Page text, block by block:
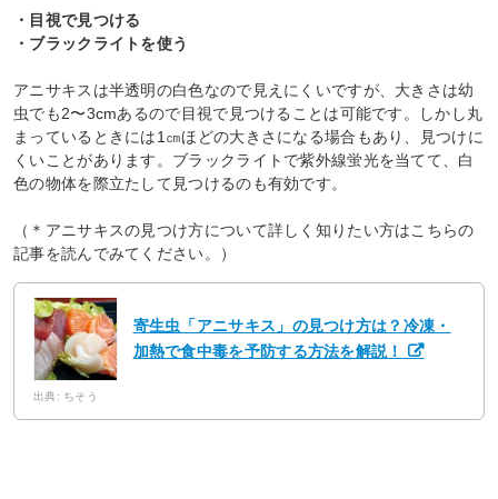
・目視で見つける
・ブラックライトを使う
アニサキスは半透明の白色なので見えにくいですが、大きさは幼
虫でも2〜3cmあるので目視で見つけることは可能です。しかし丸
まっているときには1㎝ほどの大きさになる場合もあり、見つけに
くいことがあります。ブラックライトで紫外線蛍光を当てて、白
色の物体を際立たして見つけるのも有効です。
（＊アニサキスの見つけ方について詳しく知りたい方はこちらの
記事を読んでみてください。）
寄生虫「アニサキス」の見つけ方は？冷凍・
加熱で食中毒を予防する方法を解説！
出典: ちそう